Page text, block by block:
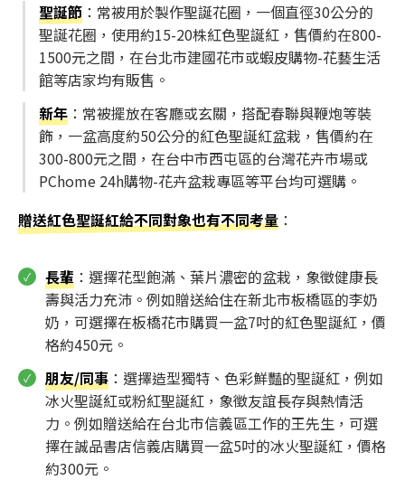
聖誕節 ：常被用於製作聖誕花圈，一個直徑30公分的
聖誕花圈，使用約15-20株紅色聖誕紅，售價約在800-
1500元之間，在台北市建國花市或蝦皮購物-花藝生活
館等店家均有販售。
新年 ：常被擺放在客廳或玄關，搭配春聯與鞭炮等裝
飾，一盆高度約50公分的紅色聖誕紅盆栽，售價約在
300-800元之間，在台中市西屯區的台灣花卉市場或
PChome 24h購物-花卉盆栽專區等平台均可選購。
贈送紅色聖誕紅給不同對象也有不同考量 ：
長輩 ：選擇花型飽滿、葉片濃密的盆栽，象徵健康長
壽與活力充沛。例如贈送給住在新北市板橋區的李奶
奶，可選擇在板橋花市購買一盆7吋的紅色聖誕紅，價
格約450元。
朋友/同事 ：選擇造型獨特、色彩鮮豔的聖誕紅，例如
冰火聖誕紅或粉紅聖誕紅，象徵友誼長存與熱情活
力。例如贈送給在台北市信義區工作的王先生，可選
擇在誠品書店信義店購買一盆5吋的冰火聖誕紅，價格
約300元。